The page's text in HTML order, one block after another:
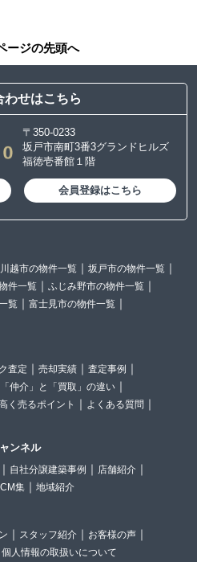
ージの先頭へ
わせはこちら
〒350-0233
坂戸市南町3番3グランドヒルズ
福徳壱番館１階
会員登録はこちら
川越市の物件一覧
坂戸市の物件一覧
件一覧
ふじみ野市の物件一覧
覧
富士見市の物件一覧
査定 売却実績
査定事例
「仲介」と「買取」の違い
く売るポイント
よくある質問
ンネル
自社分譲建築事例
店舗紹介
集 地域紹介
スタッフ紹介
お客様の声
個人情報の取扱いについて